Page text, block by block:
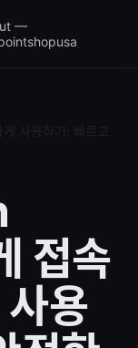
—
접속
용